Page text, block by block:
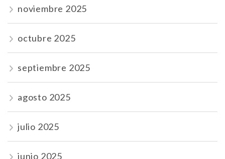
noviembre 2025
octubre 2025
septiembre 2025
agosto 2025
julio 2025
junio 2025